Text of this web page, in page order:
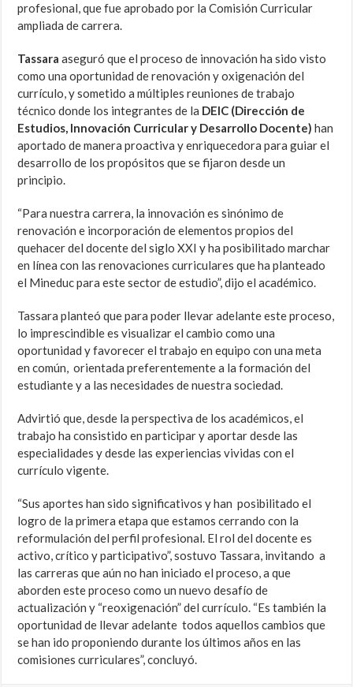
profesional, que fue aprobado por la Comisión Curricular
ampliada de carrera.
Tassara aseguró que el proceso de innovación ha sido visto
como una oportunidad de renovación y oxigenación del
currículo, y sometido a múltiples reuniones de trabajo
técnico donde los integrantes de la DEIC (Dirección de
Estudios, Innovación Curricular y Desarrollo Docente) han
aportado de manera proactiva y enriquecedora para guiar el
desarrollo de los propósitos que se fijaron desde un
principio.
“Para nuestra carrera, la innovación es sinónimo de
renovación e incorporación de elementos propios del
quehacer del docente del siglo XXI y ha posibilitado marchar
en línea con las renovaciones curriculares que ha planteado
el Mineduc para este sector de estudio”, dijo el académico.
Tassara planteó que para poder llevar adelante este proceso,
lo imprescindible es visualizar el cambio como una
oportunidad y favorecer el trabajo en equipo con una meta
en común, orientada preferentemente a la formación del
estudiante y a las necesidades de nuestra sociedad.
Advirtió que, desde la perspectiva de los académicos, el
trabajo ha consistido en participar y aportar desde las
especialidades y desde las experiencias vividas con el
currículo vigente.
“Sus aportes han sido significativos y han posibilitado el
logro de la primera etapa que estamos cerrando con la
reformulación del perfil profesional. El rol del docente es
activo, crítico y participativo”, sostuvo Tassara, invitando a
las carreras que aún no han iniciado el proceso, a que
aborden este proceso como un nuevo desafío de
actualización y “reoxigenación” del currículo. “Es también la
oportunidad de llevar adelante todos aquellos cambios que
se han ido proponiendo durante los últimos años en las
comisiones curriculares”, concluyó.